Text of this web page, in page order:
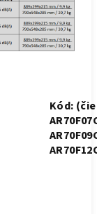
Kód: